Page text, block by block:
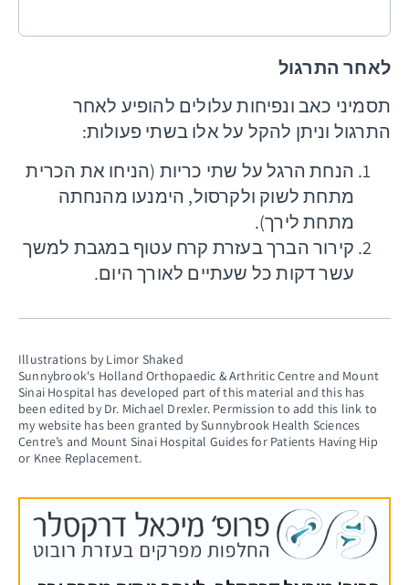
לאחר התרגול
תסמיני כאב ונפיחות עלולים להופיע לאחר
התרגול וניתן להקל על אלו בשתי פעולות:
הנחת הרגל על שתי כריות (הניחו את הכרית
מתחת לשוק ולקרסול, הימנעו מהנחתה
מתחת לירך).
קירור הברך בעזרת קרח עטוף במגבת למשך
עשר דקות כל שעתיים לאורך היום.
Illustrations by Limor Shaked
Sunnybrook's Holland Orthopaedic & Arthritic Centre and Mount
Sinai Hospital has developed part of this material and this has
been edited by Dr. Michael Drexler. Permission to add this link to
my website has been granted by Sunnybrook Health Sciences
Centre’s and Mount Sinai Hospital Guides for Patients Having Hip
or Knee Replacement.